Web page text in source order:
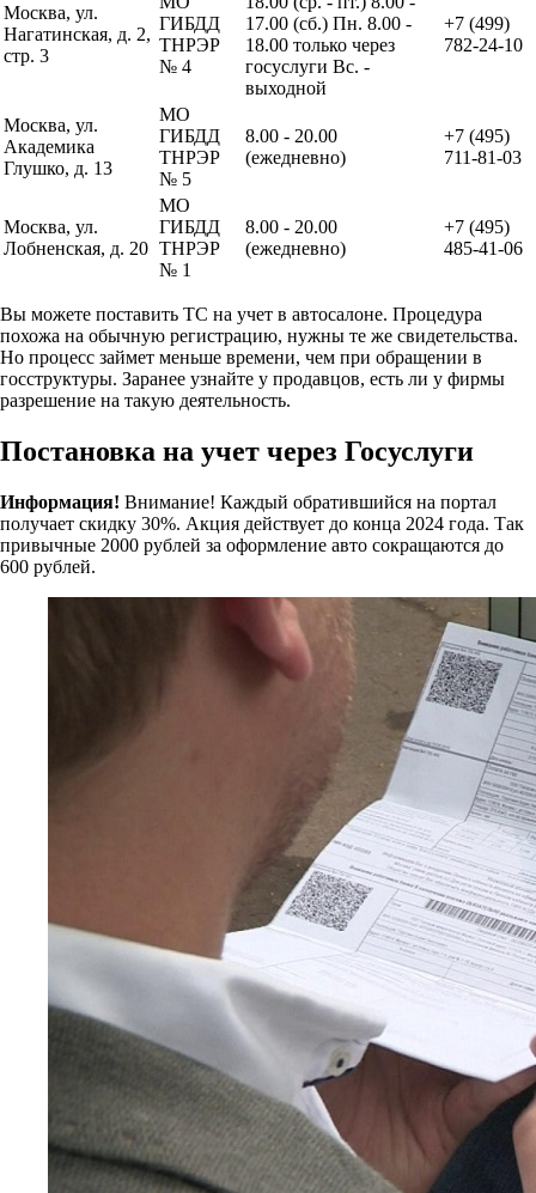
Москва, ул.
Нагатинская, д. 2,
стр. 3
ГИБДД
ТНРЭР
№ 4
17.00 (сб.) Пн. 8.00 -
18.00 только через
госуслуги Вс. -
выходной
+7 (499)
782-24-10
Москва, ул.
Академика
Глушко, д. 13
МО
ГИБДД
ТНРЭР
№ 5
8.00 - 20.00
(ежедневно)
+7 (495)
711-81-03
Москва, ул.
Лобненская, д. 20
МО
ГИБДД
ТНРЭР
№ 1
8.00 - 20.00
(ежедневно)
+7 (495)
485-41-06
Вы можете поставить ТС на учет в автосалоне. Процедура
похожа на обычную регистрацию, нужны те же свидетельства.
Но процесс займет меньше времени, чем при обращении в
госструктуры. Заранее узнайте у продавцов, есть ли у фирмы
разрешение на такую деятельность.
Постановка на учет через Госуслуги
Информация! Внимание! Каждый обратившийся на портал
получает скидку 30%. Акция действует до конца 2024 года. Так
привычные 2000 рублей за оформление авто сокращаются до
600 рублей.